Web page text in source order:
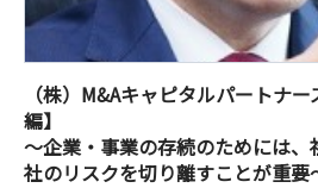
（株）M&Aキャピタルパートナ
編】
～企業・事業の存続のためには
社のリスクを切り離すことが重要